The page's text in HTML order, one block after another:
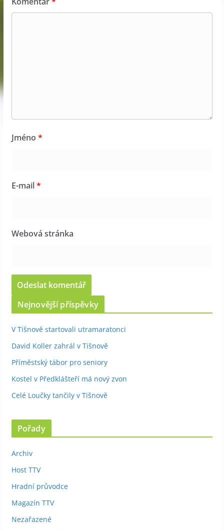
Jméno *
E-mail*
Webová stránka
Nejnovější příspěvky
V Tišnově startovali utramaratonci
David Koller zahrál v Tišnově
Příměstský tábor pro seniory
Kostel v Předklášteří má nový zvon
Celé Loučky tančily v Tišnově
Pořady
Archiv
Host TTV
Hradní průvodce
Magazín TTV
Nezařazené